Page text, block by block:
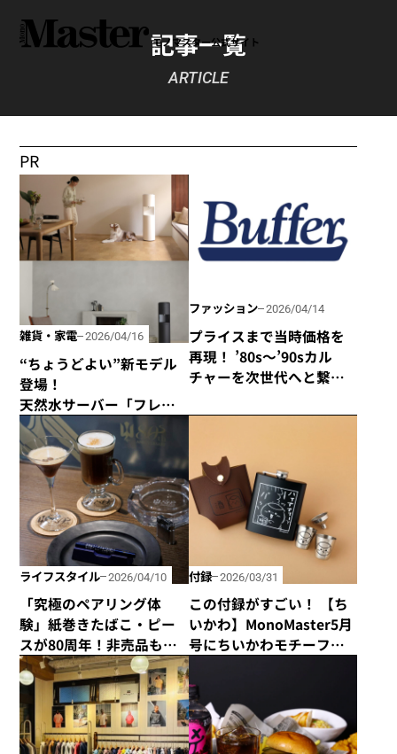
モノマスター公式サイト
記事一覧
ARTICLE
PR
雑貨・家電 2026/04/16
“ちょうどよい”新モデル
登場！
天然水サーバー「フレ
シャス・デュオ」がリ
ニューアル
ファッション 2026/04/14
プライスまで当時価格を
再現！ ’80s〜’90sカル
チャーを次世代へと繋い
「Buffer」が2026年4月よ
ライフスタイル 2026/04/10
「究極のペアリング体
験」紙巻きたばこ・ピー
スが80周年！非売品も味
わえる、特別なポップ
アップショップ
付録 2026/03/31
この付録がすごい！ 【ち
いかわ】MonoMaster5月
号にちいかわモチーフの
付録が登場！【野外メシ
特集】